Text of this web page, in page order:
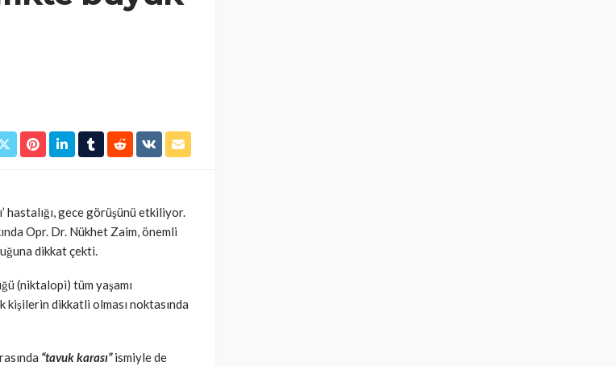
hastalığı, gece görüşünü etkiliyor.
Opr. Dr. Nükhet Zaim, önemli
dikkat çekti.
(niktalopi) tüm yaşamı
dikkatli olması noktasında
“tavuk karası”ismiyle de